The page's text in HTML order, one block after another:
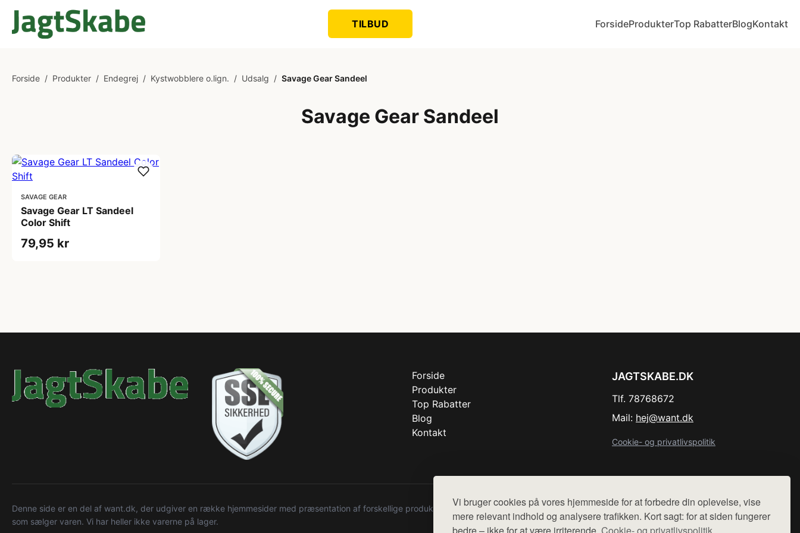
Vi bruger cookies på vores hjemmeside for at forbedre din oplevelse, vise
mere relevant indhold og analysere trafikken. Kort sagt: for at siden fungerer
TILBUD ForsideProdukterTop RabatterBlogKontakt
Forside / Produkter / Endegrej / Kystwobblere o.lign. / Udsalg / Savage Gear Sandeel
Savage Gear Sandeel
SAVAGE GEAR
Savage Gear LT Sandeel
Color Shift
79,95 kr
Forside
Produkter
Top Rabatter
Blog
Kontakt
JAGTSKABE.DK
Tlf. 78768672
Mail: hej@want.dk
Cookie- og privatlivspolitik
Denne side er en del af want.dk, der udgiver en række hjemmesider med præsentation af forskellige produkter fra diverse webshops. Der sælges ikke varer fra denne side - vi henviser til de shops,
som sælger varen. Vi har heller ikke varerne på lager.